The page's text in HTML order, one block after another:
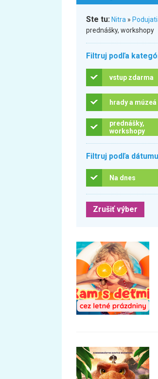
Ste tu: Nitra »
prednášky, workshopy
Filtruj podľa
vstup zdarma
hrady a múzeá
prednášky,
workshopy
Filtruj podľa dátumu
Na dnes
Zrušiť výber